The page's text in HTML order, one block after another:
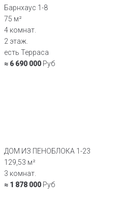
Барнхаус 1-8
75 м²
4 комнат.
2 этаж.
есть Терраса
≈ 6 690 000 Руб
ДОМ ИЗ ПЕНОБЛОКА 1-23
129,53 м²
3 комнат.
≈ 1 878 000 Руб